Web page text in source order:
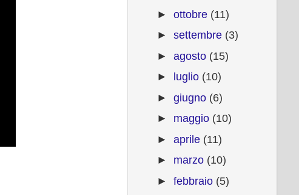
► ottobre (11)
► settembre (3)
► agosto (15)
►
luglio (10)
► giugno (6)
► maggio (10)
► aprile (11)
► marzo (10)
► febbraio (5)